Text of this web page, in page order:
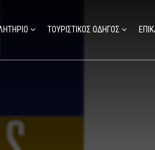
ΤΟΥΡΙΣΤΙΚΟΣ ΟΔΗΓΟΣ